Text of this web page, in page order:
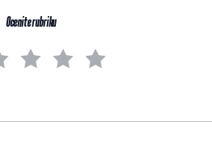
Ocenite rubriku